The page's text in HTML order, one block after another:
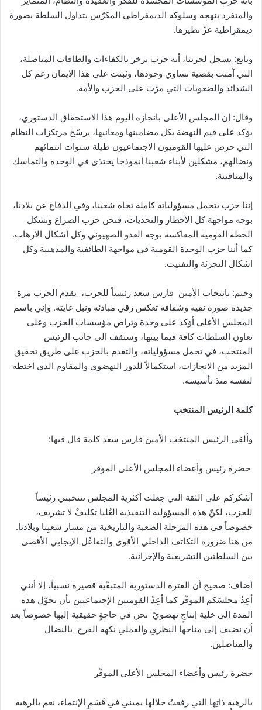
والمتفرد بنهجه وسلوكه الديمقراطي المكرّس بتداول السلطة بصورة
ديمقراطية عزّ نظيرها.
وتابع: يسجل لحزبنا، أنه حزب يزخر بالكفاءات والطاقات المناضلة،
التي آمنت بقضية تساوي وجودها، وثبتت على هذا الايمان رغم كل
الشدائد والضعوبات التي مرّت على الحزب والأمة.
وقال: إن المجلس الأعلى بانجازه اليوم هذا الاستحقاق الدستوري،
يؤكد على قيم النهضة بكل مضامينها ومعانيها، يرسّخ مرتكزات النظام
التي حرص عليها القوميون الاجتماعيون طيلة سنوات انتمائهم
ونضالهم، مشكلين لأبناء شعبنا أنموذجا يحتذى في الوحدة والتماسك
والمناقبية.
إننا حزب يتحمل مسؤولياته كاملة تجاه شعبنا، وفي الدفاع عن بلادنا،
بوجه مواجهة كل الأخطار والتحديات، فنحن حزب الصراع ونشكل
الخطة القومية المعاكسة بوجه العدو الصهيوني وكل أشكال الارهاب.
كما أننا حزب الوحدة القومية في مواجهة الطائفية والمذهبية وكل
اشكال التجزئة والتفتيت.
وختم: بانتخاب الأمين فارس سعد رئيساً للحزب، يقدم الحزب مرة
جديدة صورة نقية وشفافة تعكس رقي مبادئه ونبل غايته. وإني باسم
المجلس الأعلى أؤكد على وحدة وتراص مؤسسات الحزب وعلى
تعاون السلطات كافة فيما بينها، وسنقف الى جانب الرئيس
المنتخب، في تحمل مسؤولياته، والتقدم بالحزب على طريق تحقيق
المزيد من الانجازات، استكمالاً للدور النهضوي والمقاوم الذي اختطه
لنفسه منذ تأسيسه.
كلمة الرئيس المنتخب
وألقى الرئيس المنتخب الأمين فارس سعد كلمة قال فيها:
​ حضرة رئيس وأعضاء المجلس الأعلى الموقر
أشكركم على الثقة التي جعلت أكثرية المجلس تنتخبني رئيساً
للحزب، لكنّ هذه المسؤولية التنفيذية العُليا تكليفٌ لا تشريف،
خصوصاً في هذه المرحلة الصعبة والتاريخية من مسار شعبِنا وبلادنا.
من هنا ضرورة التكاتف الداخلي الأقوى والتفاعُل الإيجابي الأقصى
بين السلطتين التشريعية والإجرائية.
أضاف: صحيح أن الفترة الدستورية المتبقّية قصيرة نسبياً، إلا أنني
أعِدُ مجلسَكم الموقّر كما أعِدُ القوميين الإجتماعيين بأن نحوّل هذه
المدة إلى خلية إنتاجٍ نهضويّ نحن في حاجةٍ حقيقية إليها خصوصاً بعد
أن نضيف إلى مناخها النظري والعملي نكهة الفرح بالنضال
والمناضلين.
حضرة رئيس وأعضاء المجلس الأعلى الموقّر
بالرهبة ذاتِها التي رفعتُ خلالها يميني في قَسَمِ الإنتماء، نعم بالرهبة